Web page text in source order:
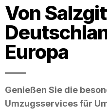
Von
Europa
Genießen Sie die
Umzugsservices für